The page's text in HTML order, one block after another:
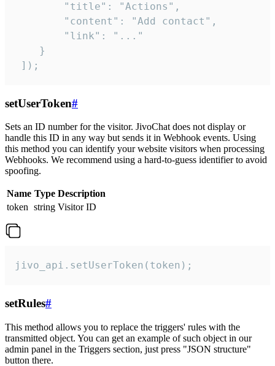
        "title": "Actions",
        "content": "Add contact",
        "link": "..."
    }
]);
setUserToken#
Sets an ID number for the visitor. JivoChat does not display or
handle this ID in any way but sends it in Webhook events. Using
this method you can identify your website visitors when processing
Webhooks. We recommend using a hard-to-guess identifier to avoid
spoofing.
Name Type Description
token string Visitor ID
jivo_api.setUserToken(token);
setRules#
This method allows you to replace the triggers' rules with the
transmitted object. You can get an example of such object in our
admin panel in the Triggers section, just press "JSON structure"
button there.